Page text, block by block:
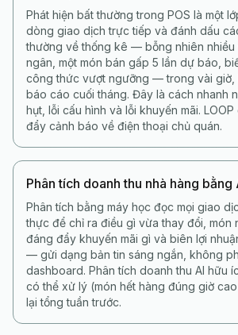
Phát hiện bất thường trong POS là một
dòng giao dịch trực tiếp và đánh dấu
thường về thống kê — bỗng nhiên nhiều
ngân, một món bán gấp 5 lần dự báo,
công thức vượt ngưỡng — trong vài giờ,
báo cáo cuối tháng. Đây là cách nhanh
hụt, lỗi cấu hình và lỗi khuyến mãi.
đẩy cảnh báo về điện thoại chủ quán.
Phân tích doanh thu nhà hàng bằng
Phân tích bằng máy học đọc mọi giao
thực để chỉ ra điều gì vừa thay đổi, món
đáng đẩy khuyến mãi gì và biên lợi
— gửi dạng bản tin sáng ngắn, không
dashboard. Phân tích doanh thu AI hữu
có thể xử lý (món hết hàng đúng giờ
lại tổng tuần trước.